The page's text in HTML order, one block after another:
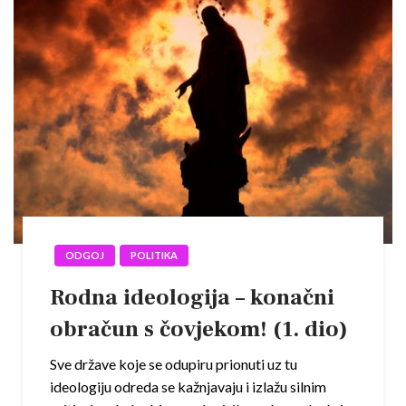
ODGOJ POLITIKA
Rodna ideologija – konačni
obračun s čovjekom! (1. dio)
Sve države koje se odupiru prionuti uz tu
ideologiju odreda se kažnjavaju i izlažu silnim